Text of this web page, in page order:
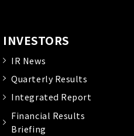
INVESTORS
IR News
Quarterly Results
Integrated Report
Financial Results
Briefing